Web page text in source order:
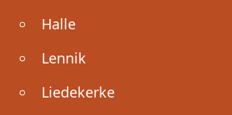
Halle
Lennik
Liedekerke